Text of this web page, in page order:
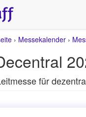
› Messekalender ›
für